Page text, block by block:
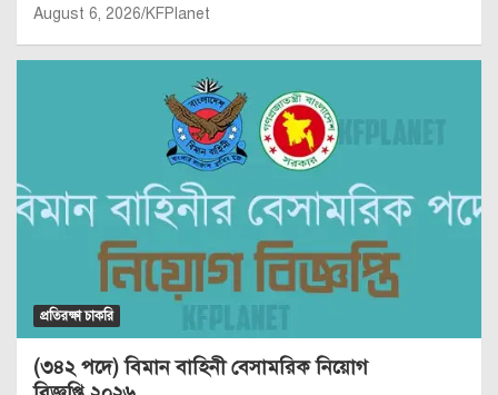
August 6, 2026 KFPlanet
প্রতিরক্ষা চাকরি
(৩৪২ পদে) বিমান বাহিনী বেসামরিক নিয়োগ